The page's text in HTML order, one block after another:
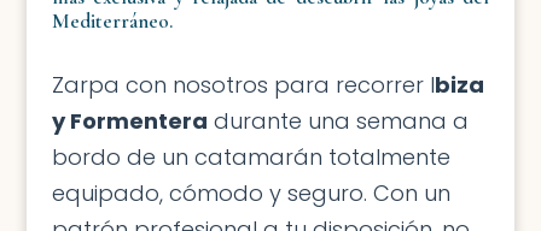
Mediterráneo.
Zarpa con nosotros para recorrer Ibiza
y Formentera durante una semana a
bordo de un catamarán totalmente
equipado, cómodo y seguro. Con un